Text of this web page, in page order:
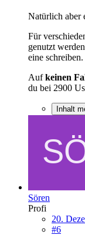
Natürlich aber
Für
genutzt
eine schreiben.
Aufkeinen
du bei 2900
Inhalt
Sören
Profi
20.
#6